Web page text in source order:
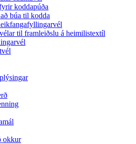
koddapúða
búa til kodda
til framleiðslu á heimilistextíl
okkur